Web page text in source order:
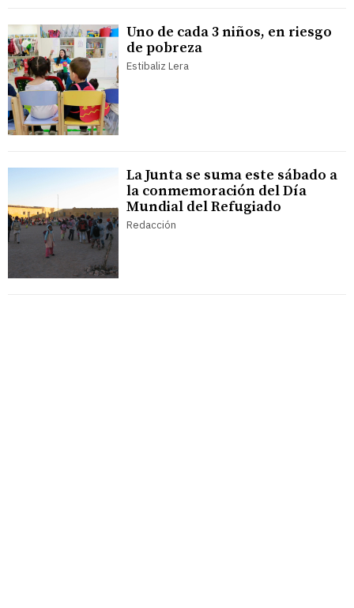
Uno de cada 3 niños, en riesgo
de pobreza
Estibaliz Lera
La Junta se suma este sábado a
la conmemoración del Día
Mundial del Refugiado
Redacción